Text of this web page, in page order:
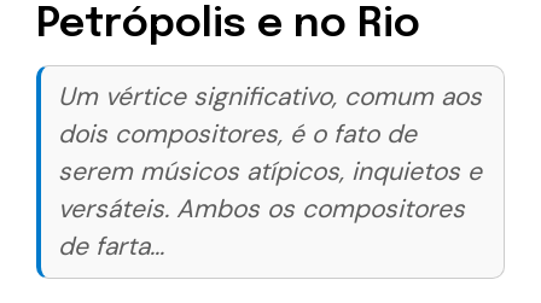
Petrópolis e no Rio
Um vértice significativo, comum aos
dois compositores, é o fato de
serem músicos atípicos, inquietos e
versáteis. Ambos os compositores
de farta...